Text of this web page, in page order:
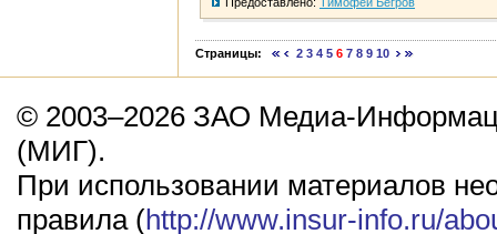
Страницы: 2 3 4 5 6 7 8 9 10
© 2003–2026 ЗАО Медиа-
(МИГ).
При использовании материалов
правила (http://www.insur-info.ru/